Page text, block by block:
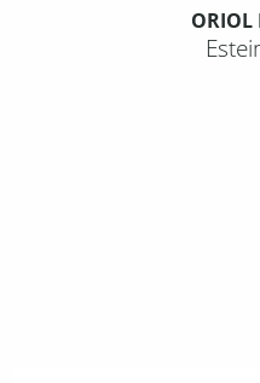
ORIOL